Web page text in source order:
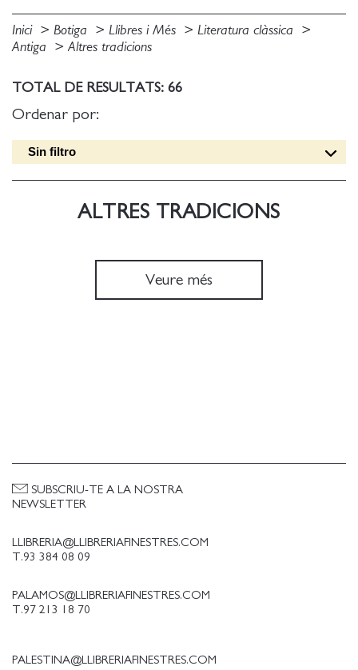
Inici Botiga Llibres i Més
Literatura clàssica
Antiga
Altres tradicions
TOTAL DE RESULTATS: 66
Ordenar por:
Sin filtro
Data edició [ASC]
ALTRES TRADICIONS
Veure més
LLIBRERIA@LLIBRERIAFINESTRES.COM
T.93 384 08 09
PALAMOS@LLIBRERIAFINESTRES.COM
T.97 213 18 70
PALESTINA@LLIBRERIAFINESTRES.COM
SUBSCRIU-TE A LA NOSTRA
NEWSLETTER